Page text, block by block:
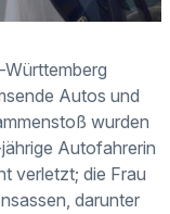
Autos und
wurden
Autofahrerin
verletzt; die Frau
darunter